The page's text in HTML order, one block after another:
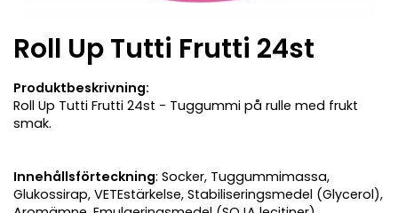
Roll Up Tutti Frutti 24st
Produktbeskrivning:
Roll Up Tutti Frutti 24st - Tuggummi på rulle med frukt
smak.
Innehållsförteckning: Socker, Tuggummimassa,
Glukossirap, VETEstärkelse, Stabiliseringsmedel (Glycerol),